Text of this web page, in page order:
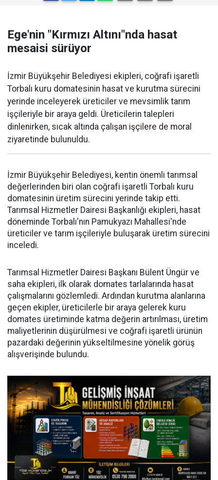
Ege'nin "Kırmızı Altını"nda hasat
mesaisi sürüyor
İzmir Büyükşehir Belediyesi ekipleri, coğrafi işaretli
Torbalı kuru domatesinin hasat ve kurutma sürecini
yerinde inceleyerek üreticiler ve mevsimlik tarım
işçileriyle bir araya geldi. Üreticilerin talepleri
dinlenirken, sıcak altında çalışan işçilere de moral
ziyaretinde bulunuldu.
İzmir Büyükşehir Belediyesi, kentin önemli tarımsal
değerlerinden biri olan coğrafi işaretli Torbalı kuru
domatesinin üretim sürecini yerinde takip etti.
Tarımsal Hizmetler Dairesi Başkanlığı ekipleri, hasat
döneminde Torbalı'nın Pamukyazı Mahallesi'nde
üreticiler ve tarım işçileriyle buluşarak üretim sürecini
inceledi.
Tarımsal Hizmetler Dairesi Başkanı Bülent Üngür ve
saha ekipleri, ilk olarak domates tarlalarında hasat
çalışmalarını gözlemledi. Ardından kurutma alanlarına
geçen ekipler, üreticilerle bir araya gelerek kuru
domates üretiminde katma değerin artırılması, üretim
maliyetlerinin düşürülmesi ve coğrafi işaretli ürünün
pazardaki değerinin yükseltilmesine yönelik görüş
alışverişinde bulundu.